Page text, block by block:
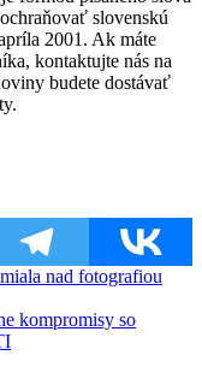
slovenskú
2001. Ak máte
kontaktujte nás na
budete dostávať
nad fotografiou
kompromisy so